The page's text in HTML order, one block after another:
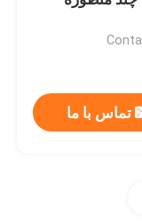
تماس با ما